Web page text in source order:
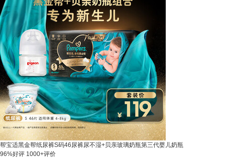
帮宝适黑金帮纸尿裤S码46尿裤尿不湿+贝亲玻璃奶瓶第三代婴儿奶瓶
96%好评 1000+评价